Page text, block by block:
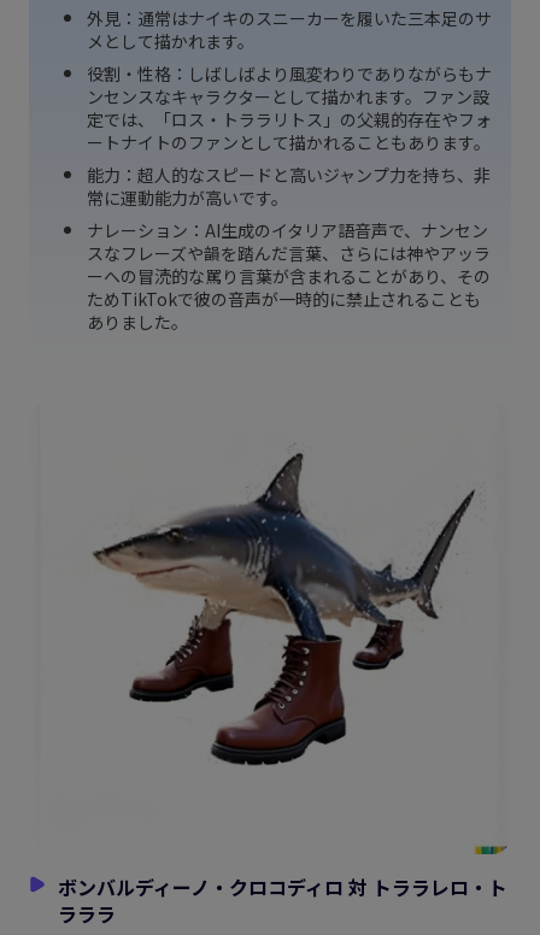
外見：通常はナイキのスニーカーを履いた三本足のサ
メとして描かれます。
役割・性格：しばしばより風変わりでありながらもナ
ンセンスなキャラクターとして描かれます。ファン設
定では、「ロス・トララリトス」の父親的存在やフォ
ートナイトのファンとして描かれることもあります。
能力：超人的なスピードと高いジャンプ力を持ち、非
常に運動能力が高いです。
ナレーション：AI生成のイタリア語音声で、ナンセン
スなフレーズや韻を踏んだ言葉、さらには神やアッラ
ーへの冒涜的な罵り言葉が含まれることがあり、その
ためTikTokで彼の音声が一時的に禁止されることも
ありました。
ボンバルディーノ・クロコディロ 対 トララレロ・ト
ラララ